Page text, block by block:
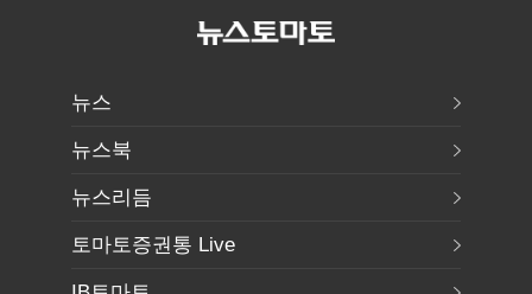
뉴스
뉴스북
뉴스리듬
토마토증권통 Live